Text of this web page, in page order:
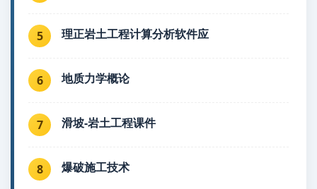
5 理正岩土工程计算分析软件应
6 地质力学概论
7 滑坡-岩土工程课件
8 爆破施工技术